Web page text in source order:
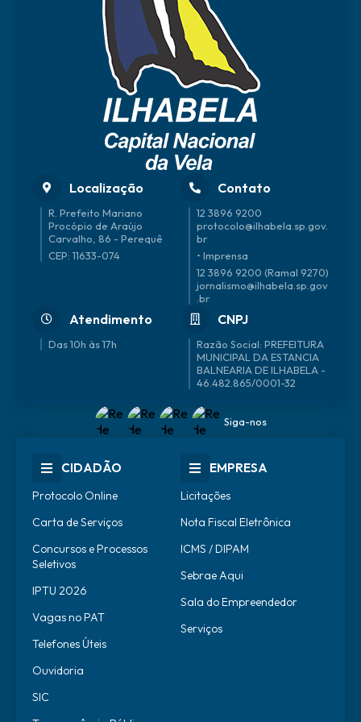
Localização
R. Prefeito Mariano
Procópio de Araújo
Carvalho, 86 - Perequê
CEP: 11633-074
Contato
12 3896 9200
protocolo@ilhabela.sp.gov.
br
• Imprensa
12 3896 9200 (Ramal 9270)
jornalismo@ilhabela.sp.gov
.br
Atendimento
Das 10h às 17h
CNPJ
46.482.865/0001-32
Siga-nos
CIDADÃO
Protocolo Online
Carta de Serviços
Concursos e Processos
Seletivos
IPTU 2026
Vagas no PAT
Telefones Úteis
Ouvidoria
SIC
EMPRESA
Licitações
Nota Fiscal Eletrônica
ICMS / DIPAM
Sebrae Aqui
Sala do Empreendedor
Serviços